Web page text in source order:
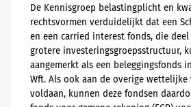
De Kennisgroep belastingplicht en
rechtsvormen verduidelijkt dat een
en een carried interest fonds, die
grotere investeringsgroepsstructuur,
aangemerkt als een beleggingsfonds
Wft. Als ook aan de overige
voldaan, kunnen deze fondsen